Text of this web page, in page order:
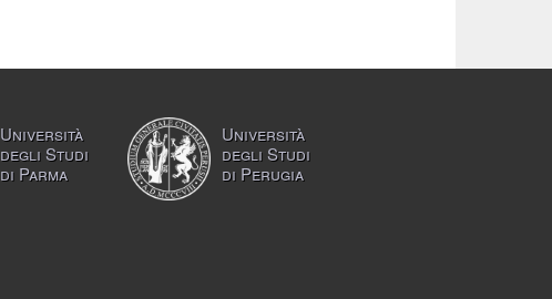
Università
degli Studi
di Parma
Università
degli Studi
di Perugia